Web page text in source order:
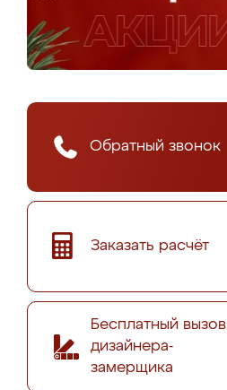
Обратный звонок
Заказать расчёт
Бесплатный вызов
дизайнера-
замерщика